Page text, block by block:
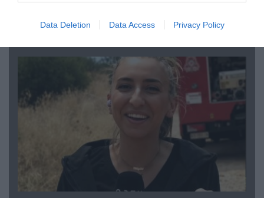
Data Deletion Data Access Privacy Policy
04.08.2026 | 15:02
Αυτή την ώρα το τελευταίο «αντίο» στον πρώην
υπουργό Ι.Βαρβιτσιώτη (φωτο)